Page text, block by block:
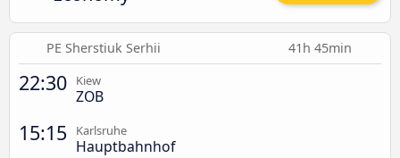
PE Sherstiuk Serhii 41h 45min
22:30 Kiew
ZOB
15:15 Karlsruhe
Hauptbahnhof